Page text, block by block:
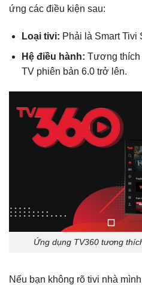
ứng các điều kiện sau:
Loại tivi: Phải là Smart Tivi
Hệ điều hành: Tương thích
TV phiên bản 6.0 trở lên.
Ứng dụng TV360 tương
Nếu bạn không rõ tivi nhà